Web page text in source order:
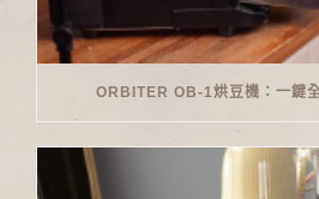
ORBITER OB-1烘豆機：一鍵